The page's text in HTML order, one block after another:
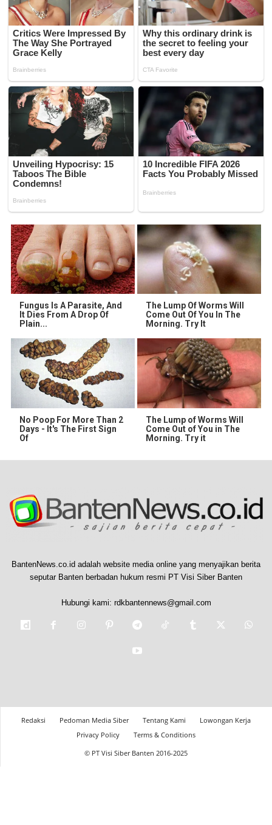
Fungus Is A Parasite, And
It Dies From A Drop Of
Plain...
The Lump Of Worms Will
Come Out Of You In The
Morning. Try It
No Poop For More Than 2
Days - It's The First Sign
Of
The Lump of Worms Will
Come Out of You in The
Morning. Try it
BantenNews.co.id adalah website media online yang menyajikan berita
seputar Banten berbadan hukum resmi PT Visi Siber Banten
Hubungi kami: rdkbantennews@gmail.com
Redaksi Pedoman Media Siber Tentang Kami
Lowongan Kerja
Privacy Policy
Terms & Conditions
© PT Visi Siber Banten 2016-2025